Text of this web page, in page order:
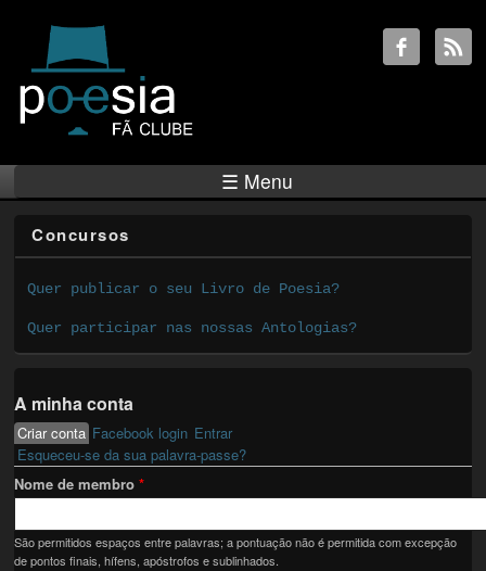
☰ Menu
Concursos
Quer publicar o seu Livro de Poesia?
Quer participar nas nossas Antologias?
A minha conta
Primary tabs
Criar conta (active tab)
Facebook login Entrar
Esqueceu-se da sua palavra-passe?
Nome de membro*
São permitidos espaços entre palavras; a pontuação não é permitida com excepção
de pontos finais, hífens, apóstrofos e sublinhados.